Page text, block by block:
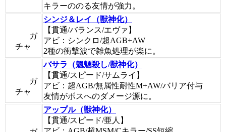
キラーののる友情が強力。
ガ
チャ
シンジ＆レイ（獣神化）
【貫通/バランス/エヴァ】
アビ：シンクロ/超AGB+AW
2種の衝撃波で雑魚処理が楽に。
ガ
チャ
バサラ（魍魎殺し/獣神化）
【貫通/スピード/サムライ】
アビ：超AGB/無属性耐性M+AW/バリア付与
友情がボスへのダメージ源に。
アップル（獣神化）
【貫通/スピード/亜人】